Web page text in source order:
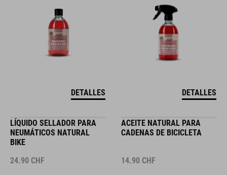
DETALLES DETALLES
LÍQUIDO SELLADOR PARA
NEUMÁTICOS NATURAL
BIKE
24.90 CHF
ACEITE NATURAL PARA
CADENAS DE BICICLETA
14.90 CHF